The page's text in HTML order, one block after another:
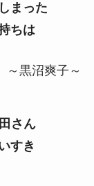
まった
ちは
～黒沼爽子～
さん
すき